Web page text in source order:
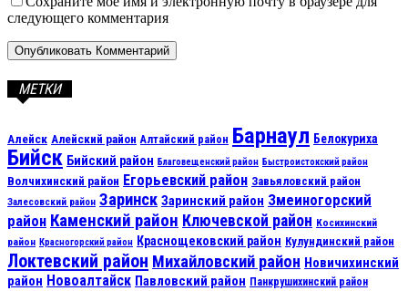
следующего комментария
МЕТКИ
Алейск Алейский район Алтайский район Барнаул Белокуриха
Бийск Бийский район Благовещенский район Быстроистокский район
Волчихинский район Егорьевский район Завьяловский район
Залесовский район Заринск Заринский район Змеиногорский
район Каменский район Ключевской район Косихинский
район Красногорский район Краснощековский район Кулундинский район
Локтевский район Михайловский район Новичихинский
район Новоалтайск Павловский район Панкрушихинский район